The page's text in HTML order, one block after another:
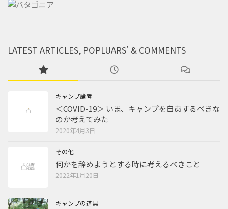
LATEST ARTICLES, POPLUARS’ & COMMENTS
キャンプ論考
＜COVID-19＞ いま、キャンプを自粛するべきな
のか考えてみた
2020年4月3日
その他
何かを辞めようとする時に考えるべきこと
2022年1月20日
キャンプの道具